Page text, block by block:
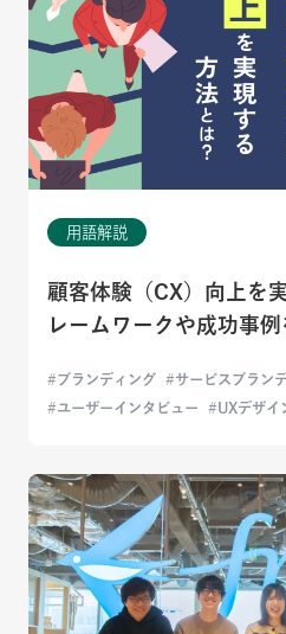
用語解説
顧客体験（CX）向上を
レームワークや成功事例
ブランディング
サービスブラン
ユーザーインタビュー
UXデザイ